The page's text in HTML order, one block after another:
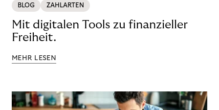
BLOG ZAHLARTEN
Mit digitalen Tools zu finanzieller
Freiheit.
MEHR LESEN